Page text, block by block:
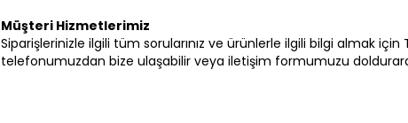
Müşteri Hizmetlerimiz
Siparişlerinizle ilgili tüm sorularınız ve ürünlerle ilgili bilgi almak
telefonumuzdan bize ulaşabilir veya iletişim formumuzu